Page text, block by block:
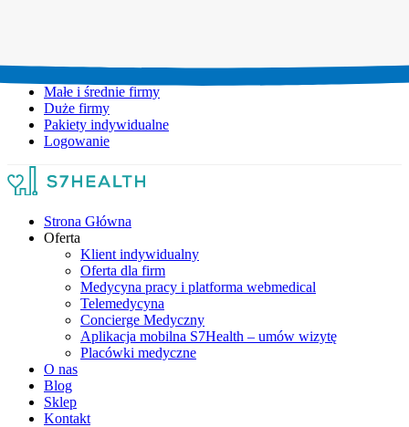
Małe i średnie firmy
Duże firmy
Pakiety indywidualne
Logowanie
Strona Główna
Oferta
Klient indywidualny
Oferta dla firm
Medycyna pracy i platforma webmedical
Telemedycyna
Concierge Medyczny
Aplikacja mobilna S7Health – umów wizytę
Placówki medyczne
O nas
Blog
Sklep
Kontakt